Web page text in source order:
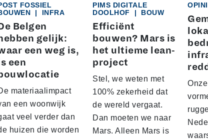
FOSSIEL
| INFRA
Belgen
hebben gelijk:
een weg is,
een
materiaalimpact
een woonwijk
veel verder dan
huizen die worden
PIMS DIGITALE
DOOLHOF
| BOUW
Efficiënt
bouwen? Mars is
het ultieme lean-
project
Stel, we weten met
100% zekerheid dat
de wereld vergaat.
Dan moeten we naar
Mars. Alleen Mars is